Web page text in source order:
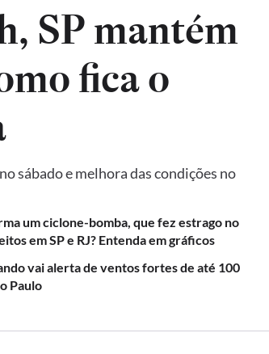
SP mantém
fica o
sábado e melhora das condições no
um ciclone-bomba, que fez estrago no
em SP e RJ? Entenda em gráficos
vai alerta de ventos fortes de até 100
Paulo